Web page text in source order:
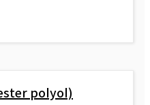
polyol)